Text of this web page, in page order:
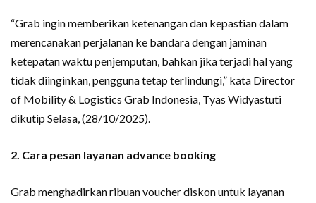
“Grab ingin memberikan ketenangan dan kepastian dalam
merencanakan perjalanan ke bandara dengan jaminan
ketepatan waktu penjemputan, bahkan jika terjadi hal yang
tidak diinginkan, pengguna tetap terlindungi,” kata Director
of Mobility & Logistics Grab Indonesia, Tyas Widyastuti
dikutip Selasa, (28/10/2025).
2. Cara pesan layanan advance booking
Grab menghadirkan ribuan voucher diskon untuk layanan